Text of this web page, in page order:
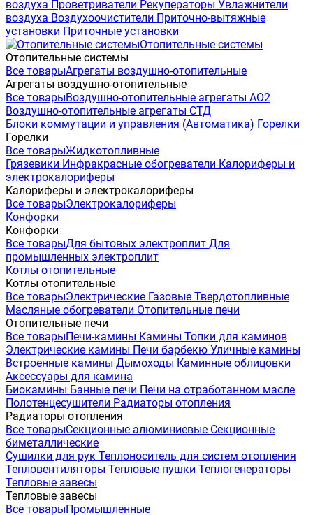
воздуха Проветриватели Рекуператоры Увлажнители
воздуха Воздухоочистители Приточно-вытяжные
установки Приточные установки
Отопительные системы
Отопительные системы
Все товарыАгрегаты воздушно-отопительные
Агрегаты воздушно-отопительные
Все товарыВоздушно-отопительные агрегаты АО2
Воздушно-отопительные агрегаты СТД
Блоки коммутации и управления (Автоматика) Горелки
Горелки
Все товарыЖидкотопливные
Грязевики Инфракрасные обогреватели Калориферы и
электрокалориферы
Калориферы и электрокалориферы
Все товарыЭлектрокалориферы
Конфорки
Конфорки
Все товарыДля бытовых электроплит Для
промышленных электроплит
Котлы отопительные
Котлы отопительные
Все товарыЭлектрические Газовые Твердотопливные
Масляные обогреватели Отопительные печи
Отопительные печи
Все товарыПечи-камины Камины Топки для каминов
Электрические камины Печи барбекю Уличные камины
Встроенные камины Дымоходы Каминные облицовки
Аксессуары для камина
Биокамины Банные печи Печи на отработанном масле
Полотенцесушители Радиаторы отопления
Радиаторы отопления
Все товарыСекционные алюминиевые Секционные
биметаллические
Сушилки для рук Теплоноситель для систем отопления
Тепловентиляторы Тепловые пушки Теплогенераторы
Тепловые завесы
Тепловые завесы
Все товарыПромышленные